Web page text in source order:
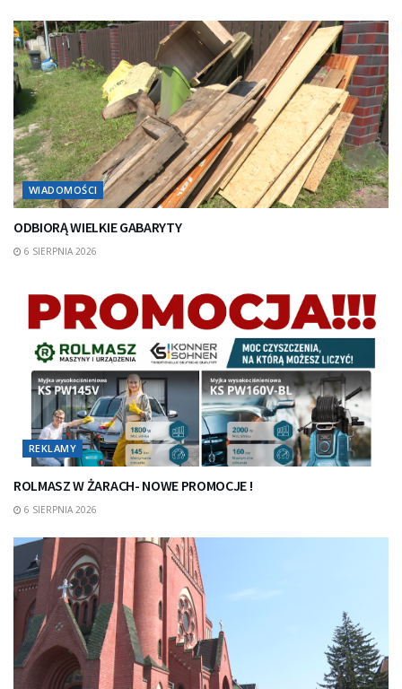
WIADOMOŚCI
ODBIORĄ WIELKIE GABARYTY
6 SIERPNIA 2026
REKLAMY
ROLMASZ W ŻARACH- NOWE PROMOCJE !
6 SIERPNIA 2026